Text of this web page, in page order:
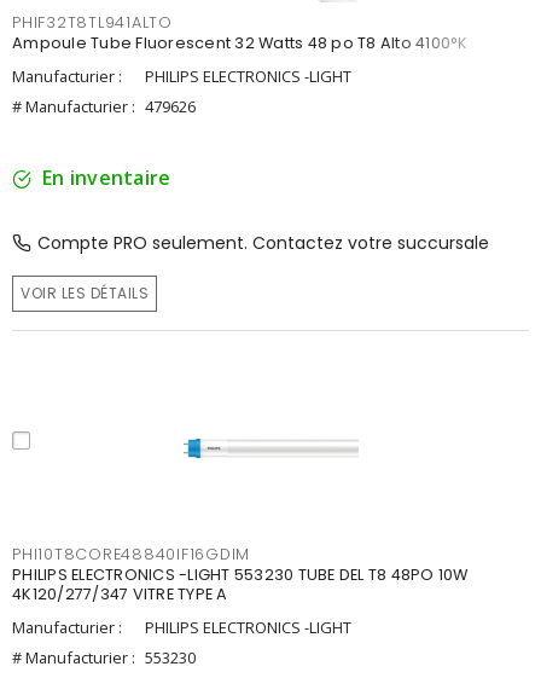
PHIF32T8TL941ALTO
Ampoule Tube Fluorescent 32 Watts 48 po T8 Alto 4100°K
Manufacturier :
PHILIPS ELECTRONICS -LIGHT
# Manufacturier : 479626
En inventaire
Compte PRO seulement. Contactez votre succursale
VOIR LES DÉTAILS
PHI10T8CORE48840IF16GDIM
PHILIPS ELECTRONICS -LIGHT 553230 TUBE DEL T8 48PO 10W
4K120/277/347 VITRE TYPE A
Manufacturier :
PHILIPS ELECTRONICS -LIGHT
# Manufacturier : 553230